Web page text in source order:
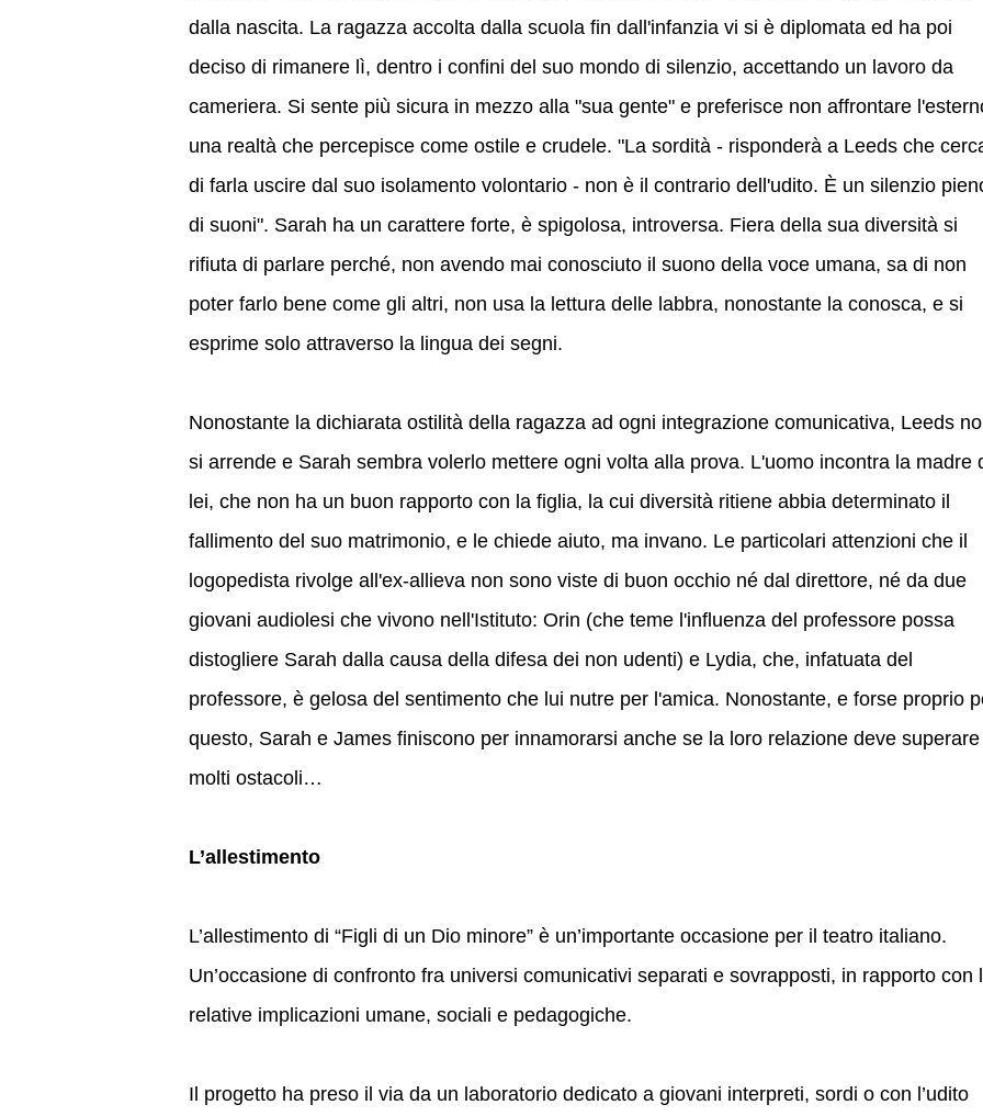
dalla nascita. La ragazza accolta dalla scuola fin dall'infanzia vi si è diplomata ed ha poi
deciso di rimanere lì, dentro i confini del suo mondo di silenzio, accettando un lavoro da
cameriera. Si sente più sicura in mezzo alla "sua gente" e preferisce non affrontare
una realtà che percepisce come ostile e crudele. "La sordità - risponderà a Leeds che
di farla uscire dal suo isolamento volontario - non è il contrario dell'udito. È un silenzio
di suoni". Sarah ha un carattere forte, è spigolosa, introversa. Fiera della sua diversità si
rifiuta di parlare perché, non avendo mai conosciuto il suono della voce umana, sa di non
poter farlo bene come gli altri, non usa la lettura delle labbra, nonostante la conosca, e si
esprime solo attraverso la lingua dei segni.
Nonostante la dichiarata ostilità della ragazza ad ogni integrazione comunicativa, Leeds
si arrende e Sarah sembra volerlo mettere ogni volta alla prova. L'uomo incontra la madre
lei, che non ha un buon rapporto con la figlia, la cui diversità ritiene abbia determinato il
fallimento del suo matrimonio, e le chiede aiuto, ma invano. Le particolari attenzioni che il
logopedista rivolge all'ex-allieva non sono viste di buon occhio né dal direttore, né da due
giovani audiolesi che vivono nell'Istituto: Orin (che teme l'influenza del professore possa
distogliere Sarah dalla causa della difesa dei non udenti) e Lydia, che, infatuata del
professore, è gelosa del sentimento che lui nutre per l'amica. Nonostante, e forse proprio
questo, Sarah e James finiscono per innamorarsi anche se la loro relazione deve superare
molti ostacoli…
L’allestimento
L’allestimento di “Figli di un Dio minore” è un’importante occasione per il teatro italiano.
Un’occasione di confronto fra universi comunicativi separati e sovrapposti, in rapporto con
relative implicazioni umane, sociali e pedagogiche.
Il progetto ha preso il via da un laboratorio dedicato a giovani interpreti, sordi o con l’udito